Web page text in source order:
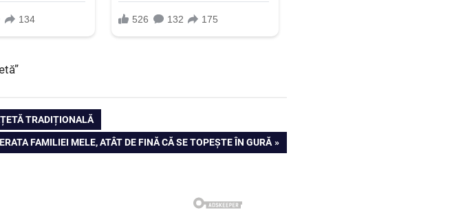
TRADIȚIONALĂ
FAMILIEI MELE, ATÂT DE FINĂ CĂ SE TOPEȘTE ÎN GURĂ